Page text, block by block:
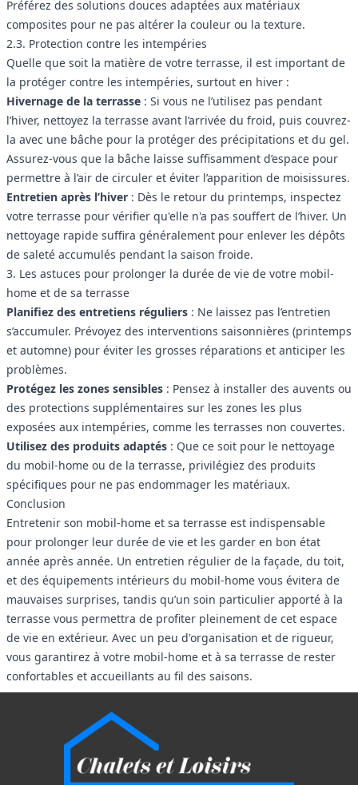
Préférez des solutions douces adaptées aux matériaux
composites pour ne pas altérer la couleur ou la texture.
2.3. Protection contre les intempéries
Quelle que soit la matière de votre terrasse, il est important de
la protéger contre les intempéries, surtout en hiver :
Hivernage de la terrasse : Si vous ne l’utilisez pas pendant
l’hiver, nettoyez la terrasse avant l’arrivée du froid, puis couvrez-
la avec une bâche pour la protéger des précipitations et du gel.
Assurez-vous que la bâche laisse suffisamment d’espace pour
permettre à l’air de circuler et éviter l’apparition de moisissures.
Entretien après l’hiver : Dès le retour du printemps, inspectez
votre terrasse pour vérifier qu'elle n'a pas souffert de l’hiver. Un
nettoyage rapide suffira généralement pour enlever les dépôts
de saleté accumulés pendant la saison froide.
3. Les astuces pour prolonger la durée de vie de votre mobil-
home et de sa terrasse
Planifiez des entretiens réguliers : Ne laissez pas l’entretien
s’accumuler. Prévoyez des interventions saisonnières (printemps
et automne) pour éviter les grosses réparations et anticiper les
problèmes.
Protégez les zones sensibles : Pensez à installer des auvents ou
des protections supplémentaires sur les zones les plus
exposées aux intempéries, comme les terrasses non couvertes.
Utilisez des produits adaptés : Que ce soit pour le nettoyage
du mobil-home ou de la terrasse, privilégiez des produits
spécifiques pour ne pas endommager les matériaux.
Conclusion
Entretenir son mobil-home et sa terrasse est indispensable
pour prolonger leur durée de vie et les garder en bon état
année après année. Un entretien régulier de la façade, du toit,
et des équipements intérieurs du mobil-home vous évitera de
mauvaises surprises, tandis qu’un soin particulier apporté à la
terrasse vous permettra de profiter pleinement de cet espace
de vie en extérieur. Avec un peu d'organisation et de rigueur,
vous garantirez à votre mobil-home et à sa terrasse de rester
confortables et accueillants au fil des saisons.